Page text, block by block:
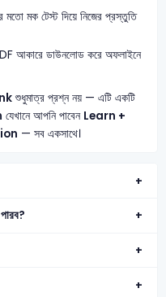
মতো মক টেস্ট দিয়ে নিজের প্রস্তুতি
আকারে ডাউনলোড করে অফলাইনে
শুধুমাত্র প্রশ্ন নয় — এটি একটি
যেখানে আপনি পাবেন Learn +
— সব একসাথে।